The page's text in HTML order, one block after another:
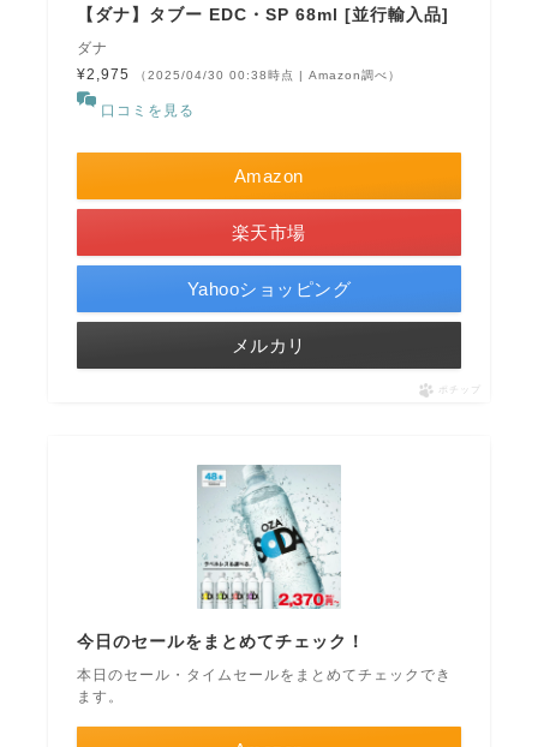
【ダナ】タブー EDC・SP 68ml [並行輸入品]
ダナ
¥2,975
（2025/04/30 00:38時点 | Amazon調べ）
口コミを見る
Amazon
楽天市場
Yahooショッピング
メルカリ
ポチップ
今日のセールをまとめてチェック！
本日のセール・タイムセールをまとめてチェックでき
ます。